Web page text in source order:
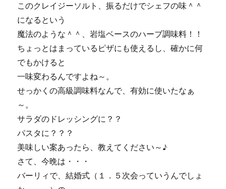
このクレイジーソルト、振るだけでシェフの味＾＾
になるという
魔法のような＾＾、岩塩ベースのハーブ調味料！！
ちょっとはまっているピザにも使えるし、確かに何
でもかけると
一味変わるんですよね～。
せっかくの高級調味料なんで、有効に使いたなぁ
～。
サラダのドレッシングに？？
パスタに？？？
美味しい案あったら、教えてください～♪
さて、今晩は・・・
バーリィで、結婚式（１．５次会っていうんでしょ